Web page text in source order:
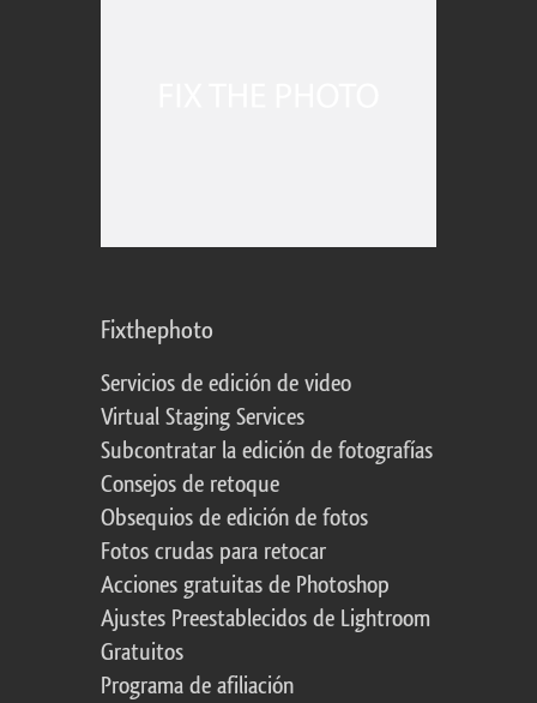
Fixthephoto
Servicios de edición de video
Virtual Staging Services
Subcontratar la edición de fotografías
Consejos de retoque
Obsequios de edición de fotos
Fotos crudas para retocar
Acciones gratuitas de Photoshop
Ajustes Preestablecidos de Lightroom
Gratuitos
Programa de afiliación